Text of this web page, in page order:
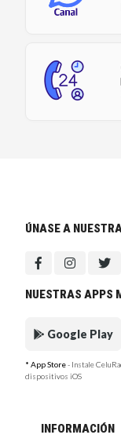
ÚNASE A
NUESTRAS APPS
Google Play
* App Store- Instale
dispositivos iOS
INFORMACIÓN